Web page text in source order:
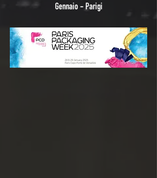
Gennaio - Parigi